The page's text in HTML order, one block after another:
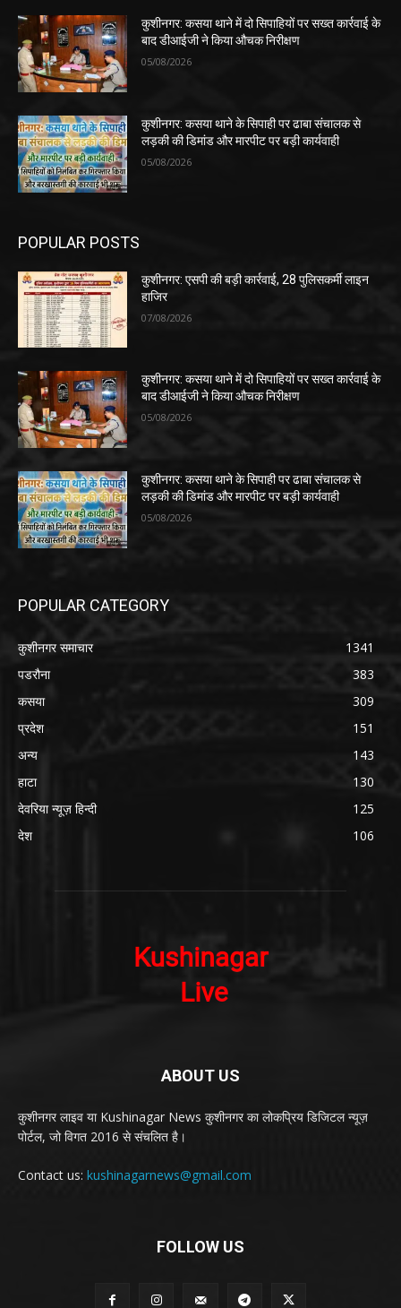
कुशीनगर: कसया थाने में दो सिपाहियों पर सख्त कार्रवाई के
बाद डीआईजी ने किया औचक निरीक्षण
05/08/2026
कुशीनगर: कसया थाने के सिपाही पर ढाबा संचालक से
लड़की की डिमांड और मारपीट पर बड़ी कार्यवाही
05/08/2026
POPULAR POSTS
कुशीनगर: एसपी की बड़ी कार्रवाई, 28 पुलिसकर्मी लाइन
हाजिर
07/08/2026
कुशीनगर: कसया थाने में दो सिपाहियों पर सख्त कार्रवाई के
बाद डीआईजी ने किया औचक निरीक्षण
05/08/2026
कुशीनगर: कसया थाने के सिपाही पर ढाबा संचालक से
लड़की की डिमांड और मारपीट पर बड़ी कार्यवाही
05/08/2026
POPULAR CATEGORY
कुशीनगर समाचार
1341
पडरौना
383
कसया
309
प्रदेश
151
अन्य
143
हाटा
130
देवरिया न्यूज़ हिन्दी
125
देश
106
ABOUT US
कुशीनगर लाइव या Kushinagar News कुशीनगर का लोकप्रिय डिजिटल न्यूज़
पोर्टल, जो विगत 2016 से संचलित है।
Contact us: kushinagarnews@gmail.com
FOLLOW US